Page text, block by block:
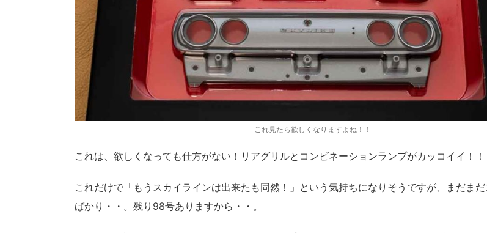
これ見たら欲しくなりますよね！！
これは、欲しくなっても仕方がない！リアグリルとコンビネーションランプがカッコイイ！！
これだけで「もうスカイラインは出来たも同然！」という気持ちになりそうですが、まだま
ばかり・・。残り98号ありますから・・。